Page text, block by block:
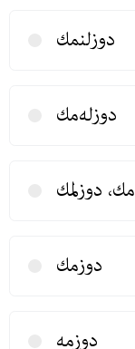
دوزلنمك
دوزله‌مك
دوزلمك
دوزمك
دوزمه